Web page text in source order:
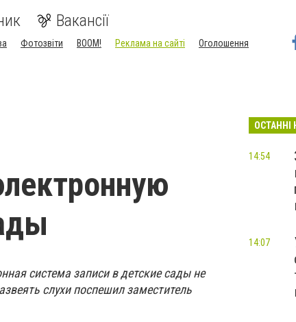
Вакансії
Фотозвіти BOOM! Реклама на сайті
Оголошення
система записи в детские сады не
слухи поспешил заместитель
ОСТАННІ
14:54
14:07